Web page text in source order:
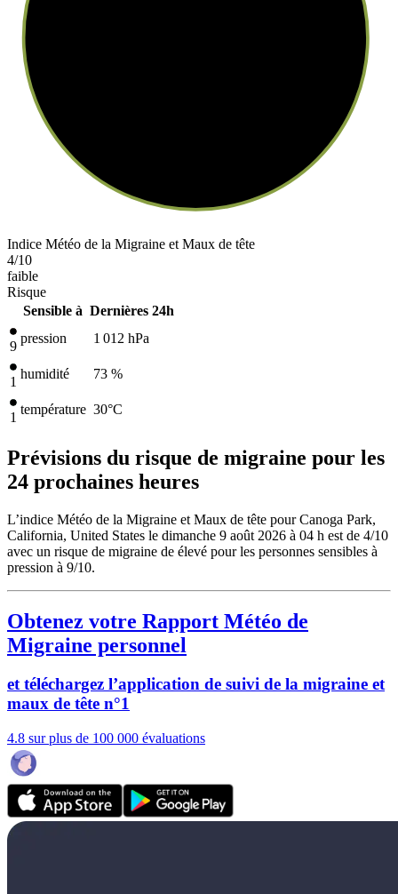
Indice Météo de la Migraine et Maux de tête
4/10
faible
Risque
Sensible à Dernières 24h
9
pression 1 012 hPa
1
humidité 73 %
1
température 30°C
Prévisions du risque de migraine pour les
24 prochaines heures
L’indice Météo de la Migraine et Maux de tête pour Canoga Park,
California, United States le dimanche 9 août 2026 à 04 h est de 4/10
avec un risque de migraine de élevé pour les personnes sensibles à
pression à 9/10.
Obtenez votre Rapport Météo de
Migraine personnel
et téléchargez l’application de suivi de la migraine et
maux de tête n°1
4.8 sur plus de 100 000 évaluations